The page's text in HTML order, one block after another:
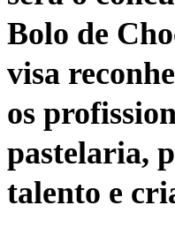
Bolo de
visa
os
pastelaria,
talento e